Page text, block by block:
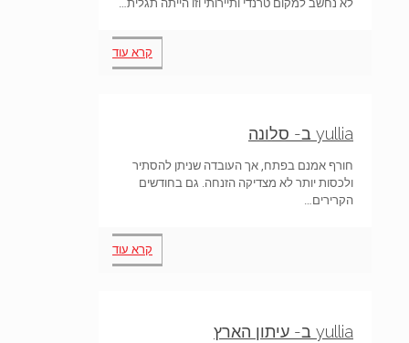
לא נחשב למקום טרנדי ותיירותי וזו הייתה תגלית…
קרא עוד
yullia ב- סלונה
חורף אמנם בפתח, אך העובדה שניתן להסתיר
ולכסות יותר לא מצדיקה הזנחה. גם בחודשים
הקרירים…
קרא עוד
yullia ב- עיתון הארץ